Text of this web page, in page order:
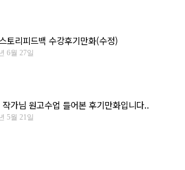
토리피드백 수강후기만화(수정)
6월 27일
가님 원고수업 들어본 후기만화입니다..
5월 21일